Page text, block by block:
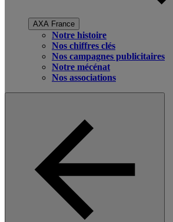
AXA France
Notre histoire
Nos chiffres clés
Nos campagnes publicitaires
Notre mécénat
Nos associations